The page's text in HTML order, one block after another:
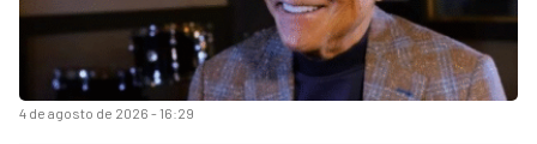
4 de agosto de 2026 - 16:29